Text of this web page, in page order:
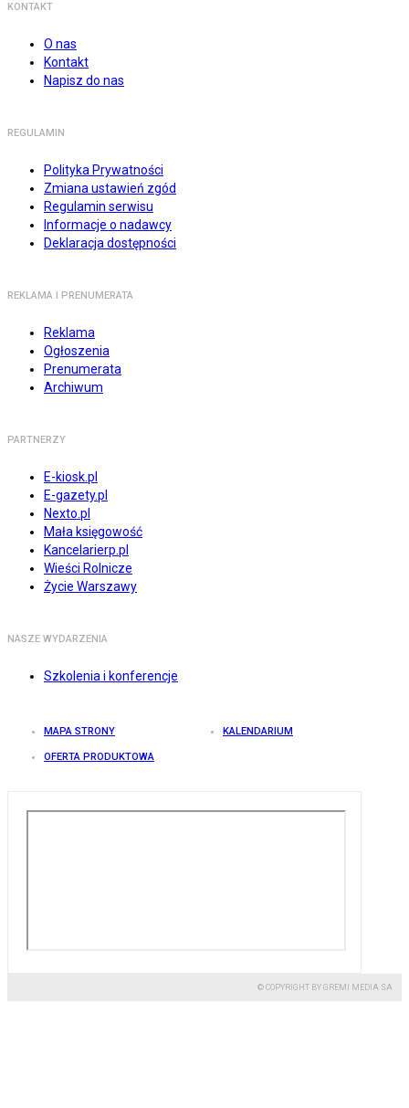
KONTAKT
O nas
Kontakt
Napisz do nas
REGULAMIN
Polityka Prywatności
Zmiana ustawień zgód
Regulamin serwisu
Informacje o nadawcy
Deklaracja dostępności
REKLAMA I PRENUMERATA
Reklama
Ogłoszenia
Prenumerata
Archiwum
PARTNERZY
E-kiosk.pl
E-gazety.pl
Nexto.pl
Mała księgowość
Kancelarierp.pl
Wieści Rolnicze
Życie Warszawy
NASZE WYDARZENIA
Szkolenia i konferencje
MAPA STRONY KALENDARIUM
OFERTA PRODUKTOWA
© COPYRIGHT BY GREMI MEDIA SA